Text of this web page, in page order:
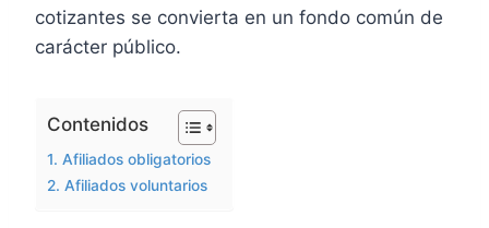
cotizantes se convierta en un fondo común de
carácter público.
Contenidos
1. Afiliados obligatorios
2. Afiliados voluntarios